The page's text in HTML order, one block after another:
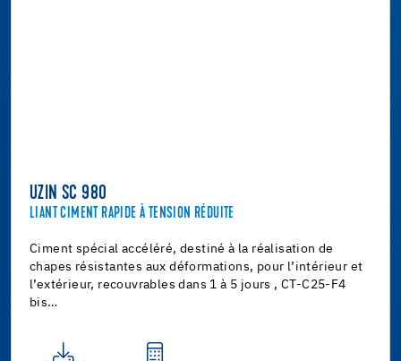
UZIN SC 980
LIANT CIMENT RAPIDE À TENSION RÉDUITE
Ciment spécial accéléré, destiné à la réalisation de
chapes résistantes aux déformations, pour l’intérieur et
l’extérieur, recouvrables dans 1 à 5 jours , CT-C25-F4
bis…